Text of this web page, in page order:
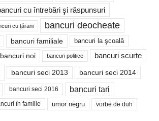
cu întrebări şi răspunsuri
cu ţărani bancuri deocheate
bancuri familiale bancuri la şcoală
bancuri noi bancuri politice bancuri scurte
bancuri seci 2013 bancuri seci 2014
bancuri seci 2016 bancuri tari
în familie umor negru vorbe de duh